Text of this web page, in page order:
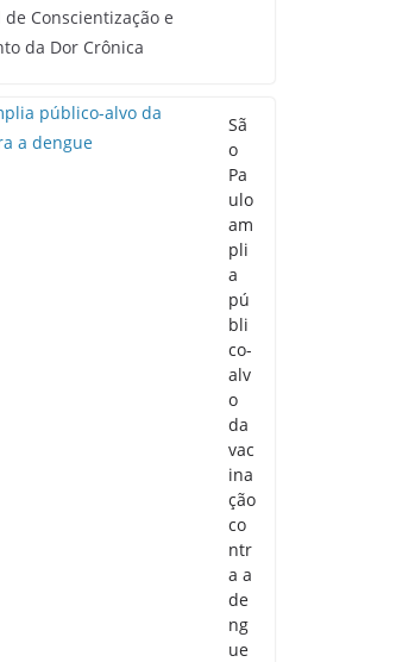
Conscientização e
da Dor Crônica
Sã
o
Pa
ulo
am
pli
a
pú
bli
co-
alv
o
da
vac
ina
ção
co
ntr
a a
de
ng
ue